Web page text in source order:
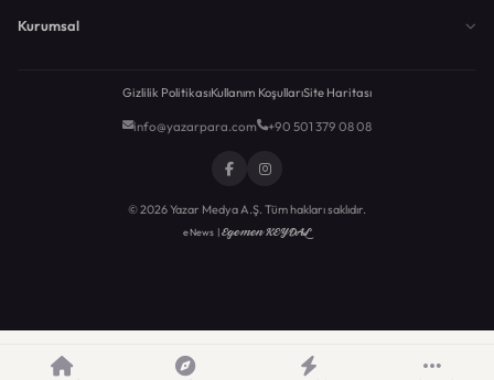
Kurumsal
Gizlilik PolitikasıKullanım KoşullarıSite Haritası
info@yazarpara.com +90 501 379 08 08
© 2026 Yazar Medya A.Ş. Tüm hakları saklıdır.
eNews |Egemen KEYDAL